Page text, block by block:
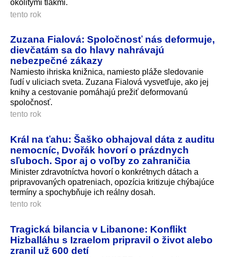
okolitými tlakmi.
tento rok
Zuzana Fialová: Spoločnosť nás deformuje,
dievčatám sa do hlavy nahrávajú
nebezpečné zákazy
Namiesto ihriska knižnica, namiesto pláže sledovanie
ľudí v uliciach sveta. Zuzana Fialová vysvetľuje, ako jej
knihy a cestovanie pomáhajú prežiť deformovanú
spoločnosť.
tento rok
Král na ťahu: Šaško obhajoval dáta z auditu
nemocníc, Dvořák hovorí o prázdnych
sľuboch. Spor aj o voľby zo zahraničia
Minister zdravotníctva hovorí o konkrétnych dátach a
pripravovaných opatreniach, opozícia kritizuje chýbajúce
termíny a spochybňuje ich reálny dosah.
tento rok
Tragická bilancia v Libanone: Konflikt
Hizballáhu s Izraelom pripravil o život alebo
zranil už 600 detí